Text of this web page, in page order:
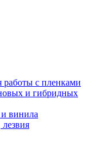
работы с пленками
и гибридных
винила